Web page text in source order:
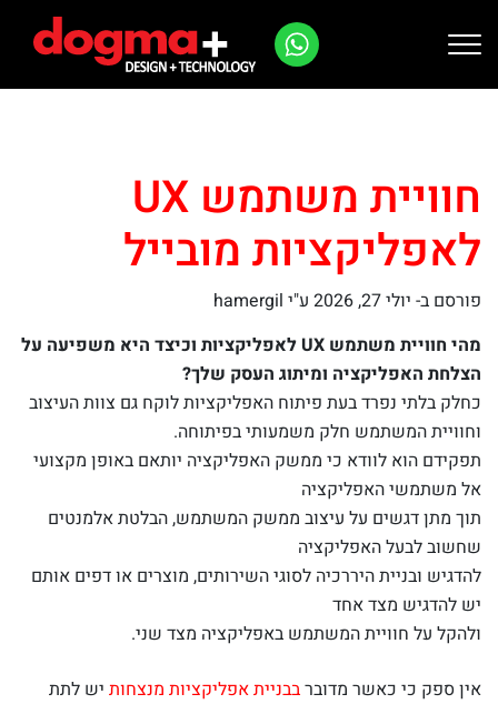
חוויית משתמש UX
לאפליקציות מובייל
פורסם ב- יולי 27, 2026
ע"י hamergil
מהי חוויית משתמש UX לאפליקציות וכיצד היא משפיעה על
הצלחת האפליקציה ומיתוג העסק שלך?
כחלק בלתי נפרד בעת פיתוח האפליקציות לוקח גם צוות העיצוב
וחוויית המשתמש חלק משמעותי בפיתוחה.
תפקידם הוא לוודא כי ממשק האפליקציה יותאם באופן מקצועי
אל משתמשי האפליקציה
תוך מתן דגשים על עיצוב ממשק המשתמש, הבלטת אלמנטים
שחשוב לבעל האפליקציה
להדגיש ובניית היררכיה לסוגי השירותים, מוצרים או דפים אותם
יש להדגיש מצד אחד
ולהקל על חוויית המשתמש באפליקציה מצד שני.
אין ספק כי כאשר מדוברבבניית אפליקציות מנצחות יש לתת